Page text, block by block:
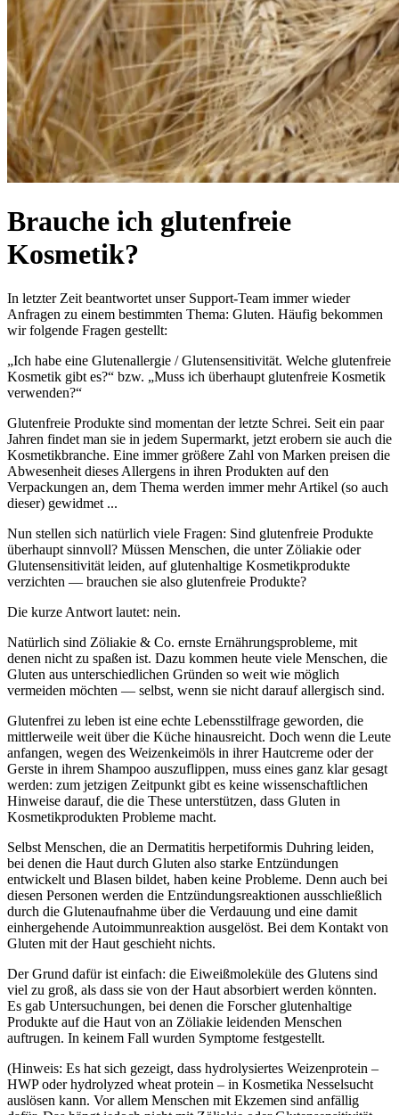
Brauche ich glutenfreie
Kosmetik?
In letzter Zeit beantwortet unser Support-Team immer wieder
Anfragen zu einem bestimmten Thema: Gluten. Häufig bekommen
wir folgende Fragen gestellt:
„Ich habe eine Glutenallergie / Glutensensitivität. Welche glutenfreie
Kosmetik gibt es?“ bzw. „Muss ich überhaupt glutenfreie Kosmetik
verwenden?“
Glutenfreie Produkte sind momentan der letzte Schrei. Seit ein paar
Jahren findet man sie in jedem Supermarkt, jetzt erobern sie auch die
Kosmetikbranche. Eine immer größere Zahl von Marken preisen die
Abwesenheit dieses Allergens in ihren Produkten auf den
Verpackungen an, dem Thema werden immer mehr Artikel (so auch
dieser) gewidmet ...
Nun stellen sich natürlich viele Fragen: Sind glutenfreie Produkte
überhaupt sinnvoll? Müssen Menschen, die unter Zöliakie oder
Glutensensitivität leiden, auf glutenhaltige Kosmetikprodukte
verzichten — brauchen sie also glutenfreie Produkte?
Die kurze Antwort lautet: nein.
Natürlich sind Zöliakie & Co. ernste Ernährungsprobleme, mit
denen nicht zu spaßen ist. Dazu kommen heute viele Menschen, die
Gluten aus unterschiedlichen Gründen so weit wie möglich
vermeiden möchten — selbst, wenn sie nicht darauf allergisch sind.
Glutenfrei zu leben ist eine echte Lebensstilfrage geworden, die
mittlerweile weit über die Küche hinausreicht. Doch wenn die Leute
anfangen, wegen des Weizenkeimöls in ihrer Hautcreme oder der
Gerste in ihrem Shampoo auszuflippen, muss eines ganz klar gesagt
werden: zum jetzigen Zeitpunkt gibt es keine wissenschaftlichen
Hinweise darauf, die die These unterstützen, dass Gluten in
Kosmetikprodukten Probleme macht.
Selbst Menschen, die an Dermatitis herpetiformis Duhring leiden,
bei denen die Haut durch Gluten also starke Entzündungen
entwickelt und Blasen bildet, haben keine Probleme. Denn auch bei
diesen Personen werden die Entzündungsreaktionen ausschließlich
durch die Glutenaufnahme über die Verdauung und eine damit
einhergehende Autoimmunreaktion ausgelöst. Bei dem Kontakt von
Gluten mit der Haut geschieht nichts.
Der Grund dafür ist einfach: die Eiweißmoleküle des Glutens sind
viel zu groß, als dass sie von der Haut absorbiert werden könnten.
Es gab Untersuchungen, bei denen die Forscher glutenhaltige
Produkte auf die Haut von an Zöliakie leidenden Menschen
auftrugen. In keinem Fall wurden Symptome festgestellt.
(Hinweis: Es hat sich gezeigt, dass hydrolysiertes Weizenprotein –
HWP oder hydrolyzed wheat protein – in Kosmetika Nesselsucht
auslösen kann. Vor allem Menschen mit Ekzemen sind anfällig